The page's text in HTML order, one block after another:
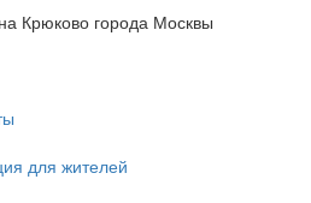
Крюково города Москвы
для жителей